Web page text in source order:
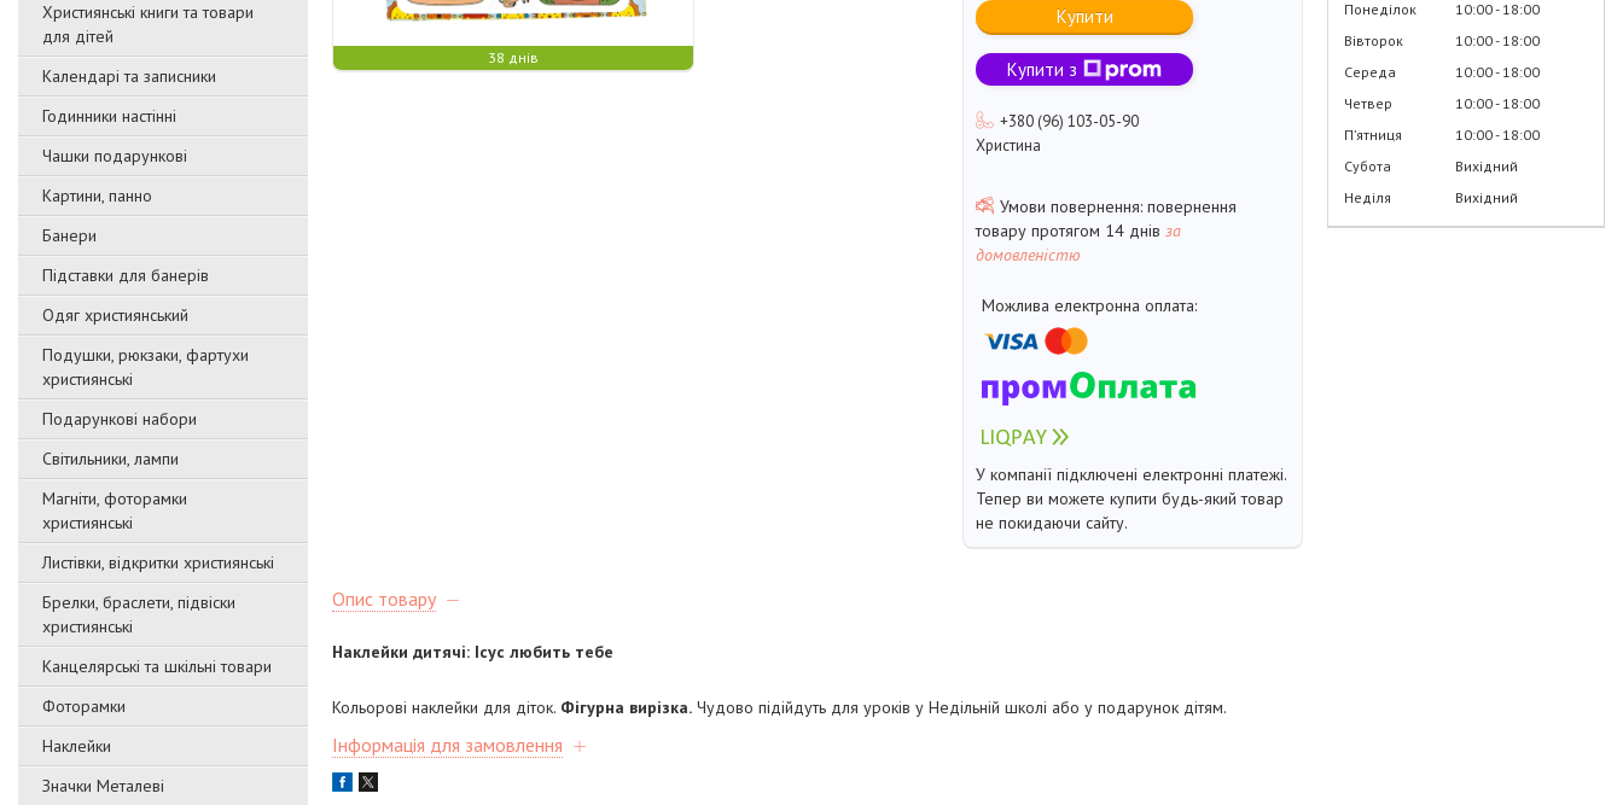
Християнські книги та товари
для дітей
Календарі та записники
Годинники настінні
Чашки подарункові
Картини, панно
Банери
Підставки для банерів
Одяг християнський
Подушки, рюкзаки, фартухи
християнські
Подарункові набори
Світильники, лампи
Магніти, фоторамки
християнські
Листівки, відкритки християнські
Брелки, браслети, підвіски
християнські
Канцелярські та шкільні товари
Фоторамки
Наклейки
Значки Металеві
38 днів
Купити
Купити з
+380 (96) 103-05-90
Христина
повернення
товару протягом 14 днів за
домовленістю
У компанії підключені електронні платежі.
Тепер ви можете купити будь-який товар
не покидаючи сайту.
Опис товару
Наклейки дитячі: Ісус любить тебе
Кольорові наклейки для діток. Фігурна вирізка. Чудово підійдуть для уроків у Недільній школі або у подарунок дітям.
Інформація для замовлення
Понеділок 10:00 18:00
Вівторок
10:00 18:00
Середа
10:00 18:00
Четвер
10:00 18:00
Пʼятниця
10:00 18:00
Субота
Вихідний
Неділя
Вихідний